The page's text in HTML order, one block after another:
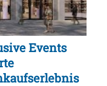
Events